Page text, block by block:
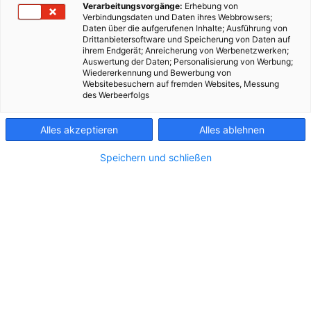
Verarbeitungsvorgänge: Erhebung von
Verbindungsdaten und Daten ihres Webbrowsers;
Daten über die aufgerufenen Inhalte; Ausführung von
Drittanbietersoftware und Speicherung von Daten auf
ihrem Endgerät; Anreicherung von Werbenetzwerken;
Auswertung der Daten; Personalisierung von Werbung;
Wiedererkennung und Bewerbung von
Websitebesuchern auf fremden Websites, Messung
des Werbeerfolgs
Alles akzeptieren Alles ablehnen
Speichern und schließen